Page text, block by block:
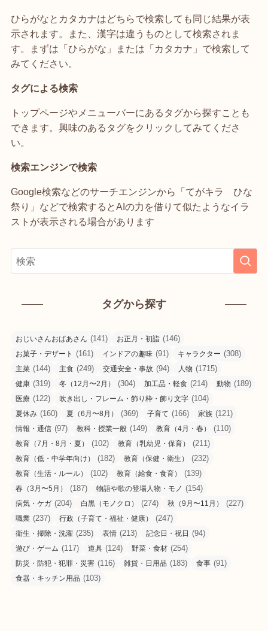
ひらがなとカタカナはどちらで検索しても同じ結果が表
示されます。また、漢字は違うものとして検索されま
す。まずは「ひらがな」または「カタカナ」で検索して
みてください。
タグによる検索
トップページやメニューバーにあるタグから探すことも
できます。興味のあるタグをクリックしてみてくださ
い。
検索エンジンで検索
Google検索などのサーチエンジンから「てがキラ ひな
祭り」などで検索するとAIの力を借りて似たようなイラ
ストが表示される場合があります
タグから探す
おじいさんおばあさん (141) お正月・初詣 (146)
お菓子・デザート (161) インドアの趣味 (91) キャラクター (308)
主菜 (144) 主食 (249) 交通安全・事故 (94) 人物 (1715)
健康 (319) 冬（12月〜2月） (304) 加工品・軽食 (214) 動物 (189)
医療 (122) 吹き出し・フレーム・飾り枠・飾り文字 (104)
夏休み (160) 夏（6月〜8月） (369) 子育て (166) 家族 (121)
情報・通信 (97) 教科・授業一般 (149) 教育（4月・春） (110)
教育（7月・8月・夏） (102) 教育（乳幼児・保育） (211)
教育（低・中学年向け） (182) 教育（保健・衛生） (232)
教育（生活・ルール） (102) 教育（給食・食育） (139)
春（3月〜5月） (187) 物語や歌の登場人物・モノ (154)
病気・ケガ (204) 白黒（モノクロ） (274) 秋（9月〜11月） (227)
職業 (237) 行政（子育て・福祉・健康） (247)
衛生・掃除・洗濯 (235) 表情 (213) 記念日・祝日 (94)
遊び・ゲーム (117) 道具 (124) 野菜・食材 (254)
防災・防犯・犯罪・災害 (116) 雑貨・日用品 (183) 食事 (91)
食器・キッチン用品 (103)